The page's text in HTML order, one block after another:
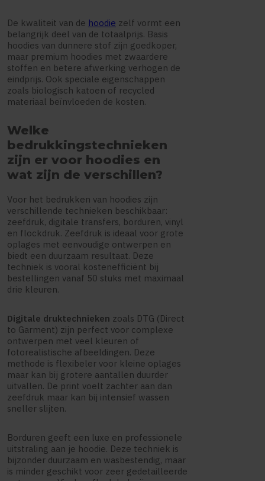
De kwaliteit van de hoodie zelf vormt een
belangrijk deel van de totaalprijs. Basis
hoodies van dunnere stof zijn goedkoper,
maar premium hoodies met zwaardere
stoffen en betere afwerking verhogen de
eindprijs. Ook speciale eigenschappen
zoals biologisch katoen of recycled
materiaal beïnvloeden de kosten.
Welke
bedrukkingstechnieken
zijn er voor hoodies en
wat zijn de verschillen?
Voor het bedrukken van hoodies zijn
verschillende technieken beschikbaar:
zeefdruk, digitale transfers, borduren, vinyl
en flockdruk. Zeefdruk is ideaal voor grote
oplages met eenvoudige ontwerpen en
biedt een duurzaam resultaat. Deze
techniek is vooral kostenefficiënt bij
bestellingen vanaf 50 stuks met maximaal
drie kleuren.
Digitale druktechnieken zoals DTG (Direct
to Garment) zijn perfect voor complexe
ontwerpen met veel kleuren of
fotorealistische afbeeldingen. Deze
methode is flexibeler voor kleine oplages
maar kan bij grotere aantallen duurder
uitvallen. De print voelt zachter aan dan
zeefdruk maar kan bij intensief wassen
sneller slijten.
Borduren geeft een luxe en professionele
uitstraling aan je hoodie. Deze techniek is
bijzonder duurzaam en wasbestendig, maar
is minder geschikt voor zeer gedetailleerde